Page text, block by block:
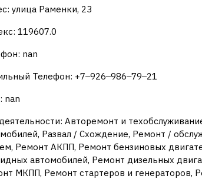
улица Раменки, 23
119607.0
nan
Телефон: +7‒926‒986‒79‒21
nan
Авторемонт и
Развал / Схождение, Ремонт /
Ремонт АКПП, Ремонт бензиновых
автомобилей, Ремонт дизельных
МКПП, Ремонт стартеров и генераторов,